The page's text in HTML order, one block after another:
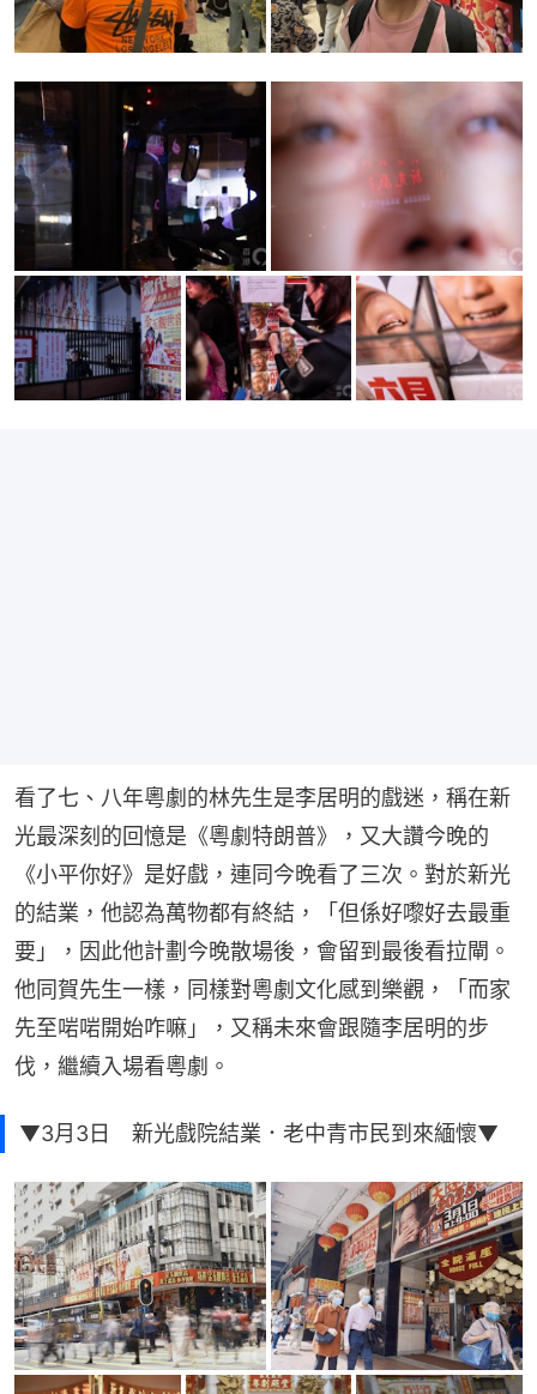
看了七、八年粵劇的林先生是李居明的戲迷，稱在新
光最深刻的回憶是《粵劇特朗普》，又大讚今晚的
《小平你好》是好戲，連同今晚看了三次。對於新光
的結業，他認為萬物都有終結，「但係好嚟好去最重
要」，因此他計劃今晚散場後，會留到最後看拉閘。
他同賀先生一樣，同樣對粵劇文化感到樂觀，「而家
先至啱啱開始咋嘛」，又稱未來會跟隨李居明的步
伐，繼續入場看粵劇。
▼3月3日 新光戲院結業．老中青市民到來緬懷▼